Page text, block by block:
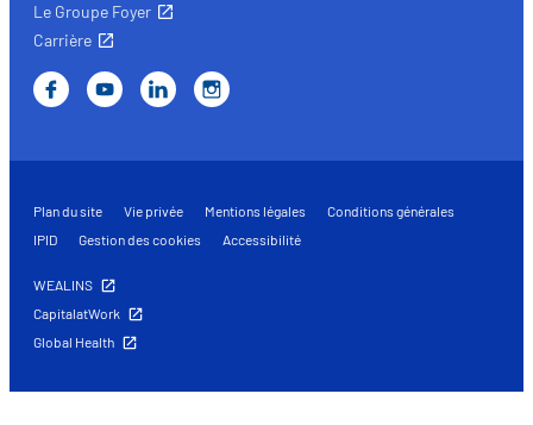
Le Groupe Foyer
Carrière
Plan du site Vie privée Mentions légales
Conditions générales
IPID
Gestion des cookies Accessibilité
WEALINS
CapitalatWork
Global Health